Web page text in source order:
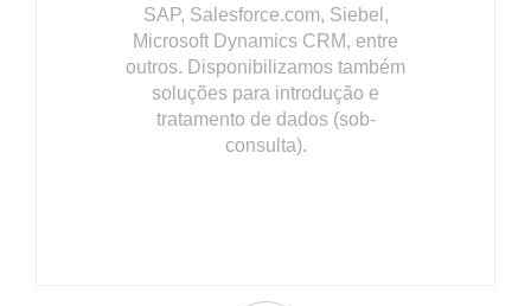
SAP, Salesforce.com, Siebel,
Microsoft Dynamics CRM, entre
outros. Disponibilizamos também
soluções para introdução e
tratamento de dados (sob-
consulta).